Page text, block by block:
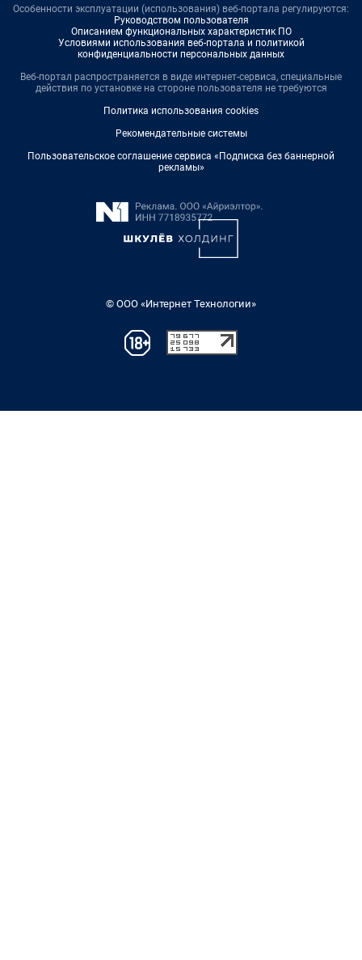
Особенности эксплуатации (использования) веб-портала регулируются:
Руководством пользователя
Описанием функциональных характеристик ПО
Условиями использования веб-портала и политикой
конфиденциальности персональных данных
Веб-портал распространяется в виде интернет-сервиса, специальные
действия по установке на стороне пользователя не требуются
Политика использования cookies
Рекомендательные системы
Пользовательское соглашение сервиса «Подписка без баннерной
рекламы»
© ООО «Интернет Технологии»